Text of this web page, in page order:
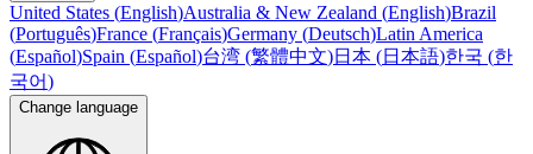
United States (English)Australia & New Zealand (English)Brazil
(Português)France (Français)Germany (Deutsch)Latin America
(Español)Spain (Español)台湾 (繁體中文)日本 (日本語)한국 (한
국어)
Change language